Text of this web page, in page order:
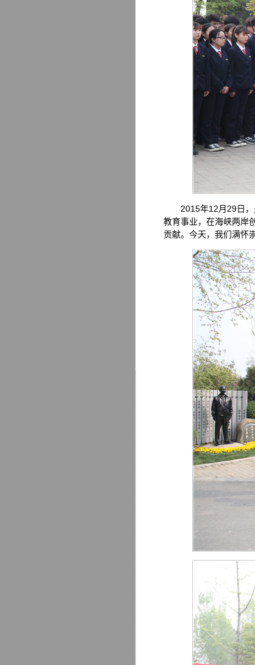
2015年12月29日
教育事业，在海峡两岸
贡献。今天，我们满怀